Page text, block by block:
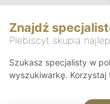
Znajdź
Plebiscyt skupia
Szukasz specjalisty w
wyszukiwarkę. Korzystaj